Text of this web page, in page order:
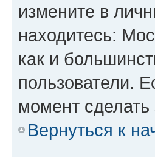
измените в
находитесь:
как и
пользователи.
момент сделать
Вернуться к